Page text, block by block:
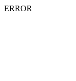
ERROR